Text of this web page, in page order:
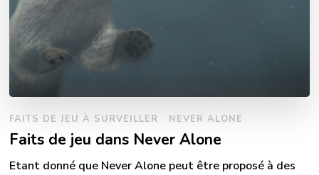
FAITS DE JEU À SURVEILLER NEVER ALONE
Faits de jeu dans Never Alone
Etant donné que Never Alone peut être proposé à des